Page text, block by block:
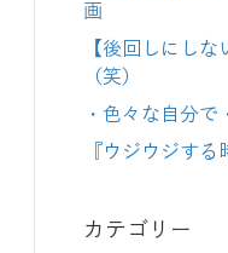
画
【後回しにしな
（笑）
・色々な自分で
『ウジウジす
カテゴリー